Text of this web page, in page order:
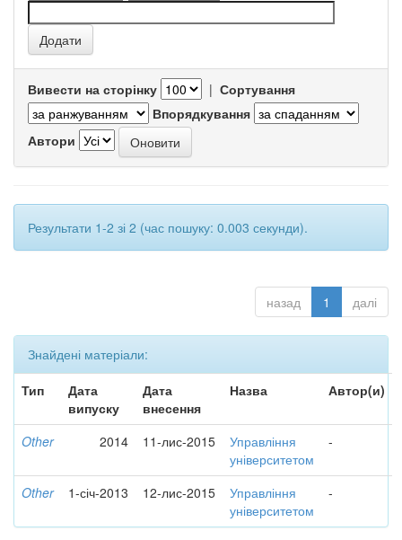
Вивести на сторінку | Сортування
Впорядкування
Автори
Результати 1-2 зі 2 (час пошуку: 0.003 секунди).
назад 1 далі
Знайдені матеріали:
Тип
Дата
випуску
Дата
внесення
Назва Автор(и)
Other 2014 11-лис-2015
Управління
університетом
-
Other 1-січ-2013 12-лис-2015
Управління
університетом
-